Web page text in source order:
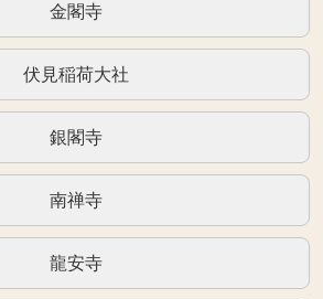
金閣寺
伏見稲荷大社
銀閣寺
南禅寺
龍安寺